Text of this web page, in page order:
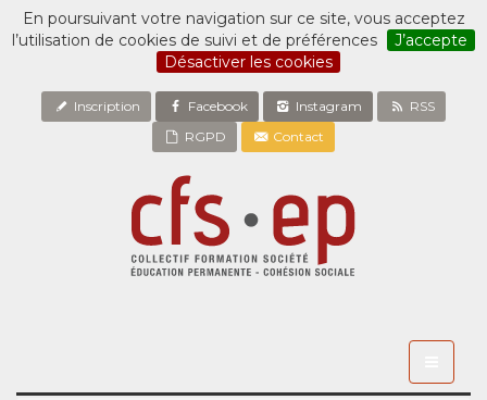
En poursuivant votre navigation sur ce site, vous acceptez
l’utilisation de cookies de suivi et de préférences
J’accepte
Désactiver les cookies
Inscription Facebook Instagram
RSS
RGPD
Contact